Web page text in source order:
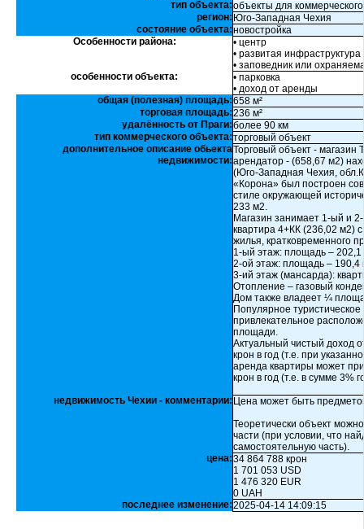
тип объекта:объекты для
регион: Юго-Западная Чехия
состояние объекта:новостройка
Особенности района:
• центр
• развитая инфраструктура
• заповедник или
особенности объекта:
• парковка
• доход от аренды
общая (полезная) площадь:658 м²
торговая площадь:236 м²
удалённость от Праги:более 90 км
тип коммерческого объекта:торговый объект
дополнительное описание обьекта
недвижимости:
Торговый объект - магазин
арендатор - (658,67 м2)
(Юго-Западная Чехия,
«Корона» был построен
стиле окружающей
233 м2.
Магазин занимает 1-ый и
квартира 4+КК (236,02 м2)
жилья, кратковременного
1-ый этаж: площадь – 202,1
2-ой этаж: площадь – 190,4
3-ий этаж (мансарда):
Отопление – газовый
Дом также владеет ¼
Популярное
привлекательное
площади.
Актуальный чистый доход
крон в год (т.е. при
аренда квартиры может
крон в год (т.е. в сумме 3%
недвижимость Чехии - комментарии: Цена может быть
Теоретически объект
части (при условии, что
самостоятельную часть).
цена:34 864 788 крон
1 701 053 USD
1 476 320 EUR
0 UAH
последнее изменение:2025-04-14 14:09:15